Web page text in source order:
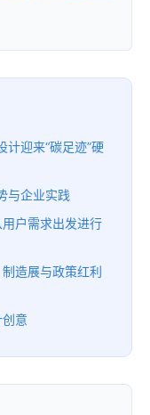
迎来“碳足迹”硬
与企业实践
户需求出发进行
造展与政策红利
意